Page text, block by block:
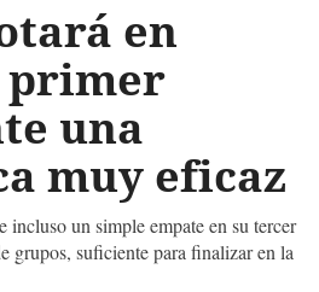
en
primer
una
muy eficaz
incluso un simple empate en su tercer
grupos, suficiente para finalizar en la